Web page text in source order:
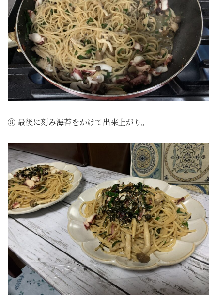
⑧ 最後に刻み海苔をかけて出来上がり。